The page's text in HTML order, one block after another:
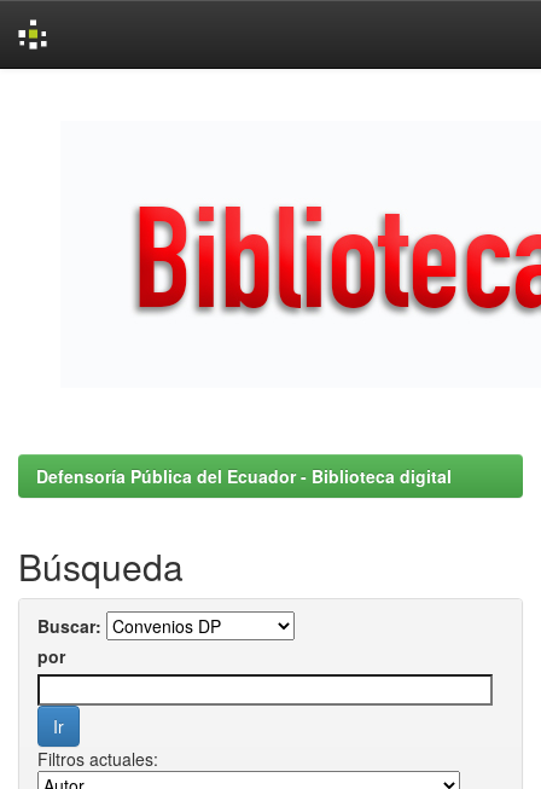
Defensoría Pública del Ecuador - Biblioteca digital
Búsqueda
Buscar:
por
Filtros actuales: